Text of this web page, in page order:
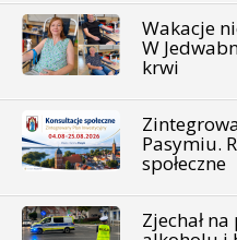
Wakacje
W
krwi
Pasymiu.
społeczne
Zjechał